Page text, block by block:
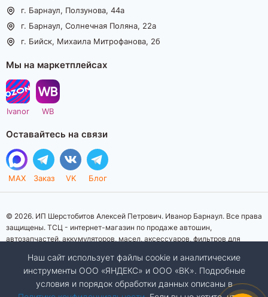
г. Барнаул, Ползунова, 44а
г. Барнаул, Солнечная Поляна, 22а
г. Бийск, Михаила Митрофанова, 2б
Мы на маркетплейсах
Ivanor WB
Оставайтесь на связи
MAX Заказ VK Блог
© 2026. ИП Шерстобитов Алексей Петрович. Иванор Барнаул. Все права
защищены. ТСЦ - интернет-магазин по продаже автошин,
автозапчастей, аккумуляторов, масел, аксессуаров, фильтров для
информационный характер. Представленная информация о товарах, их
стоимости, характеристик, фото, наличия на складе ни при каких
условиях не является публичной офертой, определяемой положениями
Статьи 437 (2) Гражданского кодекса Российской Федерации.
Наш сайт использует файлы cookie и аналитические
инструменты ООО «ЯНДЕКС» и ООО «ВК». Подробные
условия и порядок обработки данных описаны в